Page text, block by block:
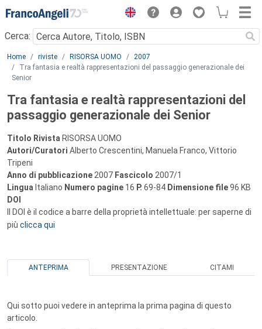
Menu
Cerca:
Main content
Home riviste RISORSA UOMO
2007
Tra fantasia e realtà rappresentazioni del passaggio generazionale dei
Senior
Tra fantasia e realtà rappresentazioni del
passaggio generazionale dei Senior
Titolo Rivista RISORSA UOMO
Autori/Curatori Alberto Crescentini, Manuela Franco, Vittorio
Tripeni
Anno di pubblicazione 2007 Fascicolo 2007/1
Lingua Italiano Numero pagine 16 P. 69-84 Dimensione file96 KB
DOI
Il DOI è il codice a barre della proprietà intellettuale: per saperne di
più clicca qui
ANTEPRIMA PRESENTAZIONE CITAMI
Qui sotto puoi vedere in anteprima la prima pagina di questo
articolo.